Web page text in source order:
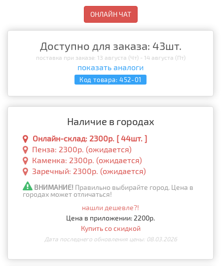
ОНЛАЙН ЧАТ
Доступно для заказа: 43шт.
поставка при заказе: 13 августа (Чт) - 14 августа (Пт)
показать аналоги
Код товара:452-01
Наличие в городах
Онлайн-склад: 2300р. [ 44шт. ]
Пенза: 2300р. (ожидается)
Каменка: 2300р. (ожидается)
Заречный: 2300р. (ожидается)
ВНИМАНИЕ! Правильно выбирайте город. Цена в
городах может отличаться!
нашли дешевле?!
Цена в приложении: 2200р.
Купить со скидкой
Дата последнего обновления цены: 08.03.2026